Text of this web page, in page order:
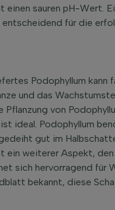
sauren pH-Wert.
entscheidend für die
Podophyllum kann
und das
von
ideal. Podophyllum
gut im
weiterer Aspekt, den
sich hervorragend für
bekannt, diese